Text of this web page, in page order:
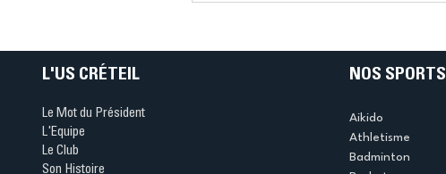
L'US CRÉTEIL
Le Mot du Président
L'Equipe
Le Club
Son Histoire
NOS SPORTS
Aikido
Athletisme
Badminton